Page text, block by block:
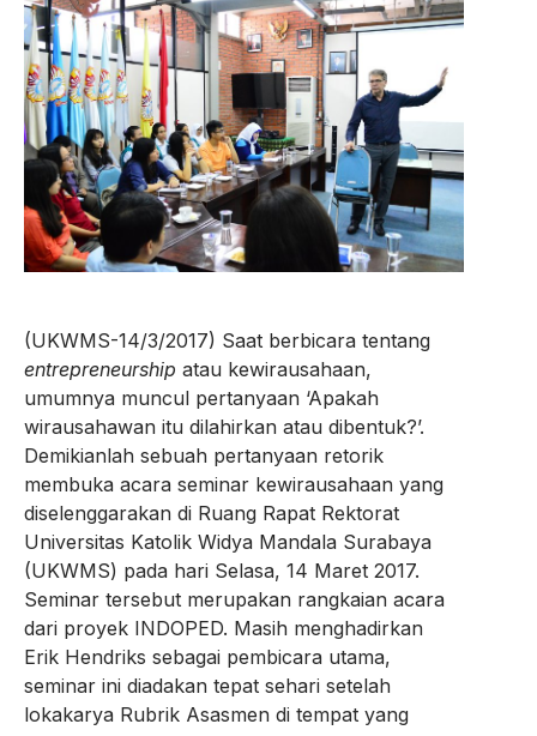
(UKWMS-14/3/2017) Saat berbicara tentang
entrepreneurship atau kewirausahaan,
umumnya muncul pertanyaan ‘Apakah
wirausahawan itu dilahirkan atau dibentuk?’.
Demikianlah sebuah pertanyaan retorik
membuka acara seminar kewirausahaan yang
diselenggarakan di Ruang Rapat Rektorat
Universitas Katolik Widya Mandala Surabaya
(UKWMS) pada hari Selasa, 14 Maret 2017.
Seminar tersebut merupakan rangkaian acara
dari proyek INDOPED. Masih menghadirkan
Erik Hendriks sebagai pembicara utama,
seminar ini diadakan tepat sehari setelah
lokakarya Rubrik Asasmen di tempat yang